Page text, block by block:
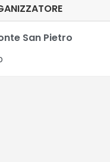
San Pietro